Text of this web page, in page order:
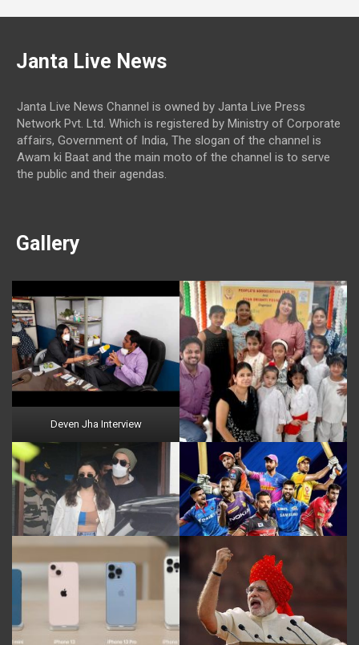
Janta Live News
Janta Live News Channel is owned by Janta Live Press
Network Pvt. Ltd. Which is registered by Ministry of Corporate
affairs, Government of India, The slogan of the channel is
Awam ki Baat and the main moto of the channel is to serve
the public and their agendas.
Gallery
Deven Jha Interview